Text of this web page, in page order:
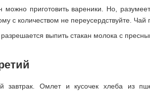
можно приготовить вареники. Но,
с количеством не переусердствуйте. Чай
выпить стакан молока с
завтрак. Омлет и кусочек хлеба из